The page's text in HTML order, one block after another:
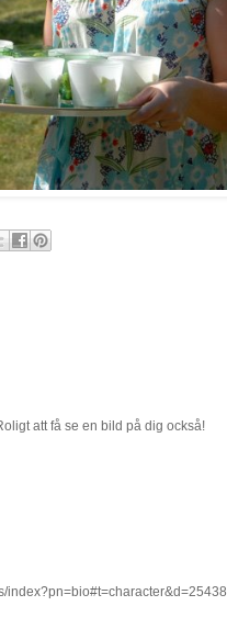
att få se en bild på dig också!
index?pn=bio#t=character&d=25438